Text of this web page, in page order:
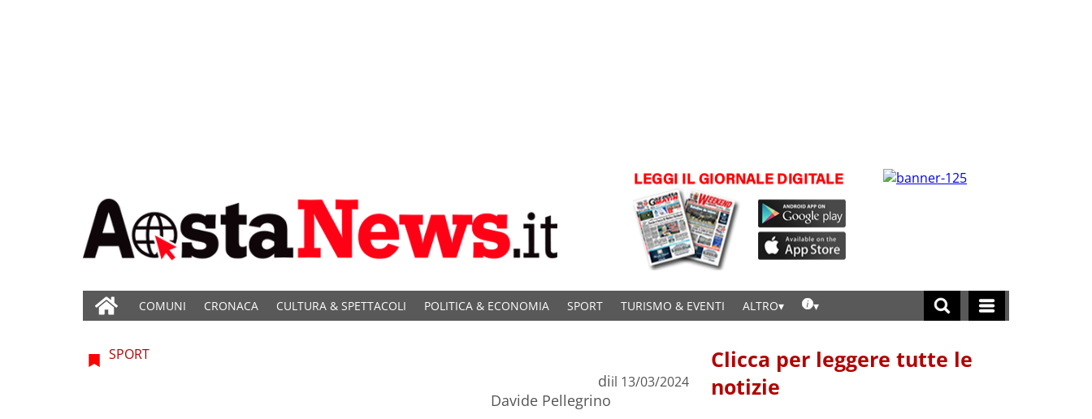
COMUNI CRONACA CULTURA & SPETTACOLI POLITICA & ECONOMIA SPORT TURISMO & EVENTI ALTRO
SPORT
di
Davide Pellegrino
il 13/03/2024
Clicca per leggere tutte le
notizie